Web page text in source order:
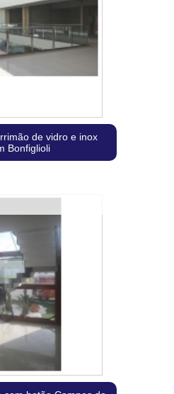
de vidro e inox
Bonfiglioli